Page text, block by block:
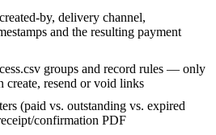
by, delivery channel,
and the resulting payment
groups and record rules — only
create, resend or void links
(paid vs. outstanding vs. expired
confirmation PDF